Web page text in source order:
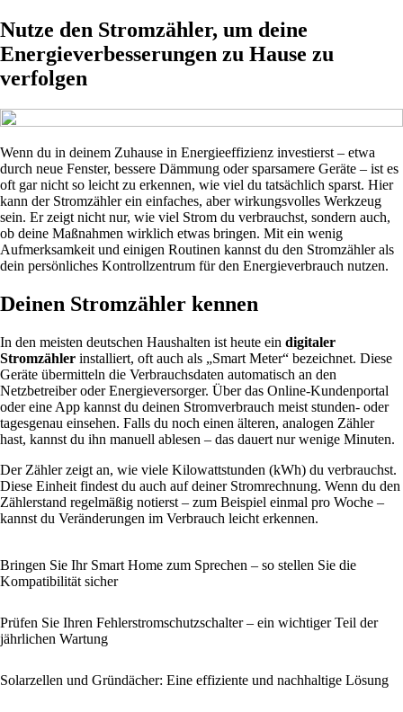
Nutze den Stromzähler, um deine
Energieverbesserungen zu Hause zu
verfolgen
Wenn du in deinem Zuhause in Energieeffizienz investierst – etwa
durch neue Fenster, bessere Dämmung oder sparsamere Geräte – ist es
oft gar nicht so leicht zu erkennen, wie viel du tatsächlich sparst. Hier
kann der Stromzähler ein einfaches, aber wirkungsvolles Werkzeug
sein. Er zeigt nicht nur, wie viel Strom du verbrauchst, sondern auch,
ob deine Maßnahmen wirklich etwas bringen. Mit ein wenig
Aufmerksamkeit und einigen Routinen kannst du den Stromzähler als
dein persönliches Kontrollzentrum für den Energieverbrauch nutzen.
Deinen Stromzähler kennen
In den meisten deutschen Haushalten ist heute ein digitaler
Stromzähler installiert, oft auch als „Smart Meter“ bezeichnet. Diese
Geräte übermitteln die Verbrauchsdaten automatisch an den
Netzbetreiber oder Energieversorger. Über das Online-Kundenportal
oder eine App kannst du deinen Stromverbrauch meist stunden- oder
tagesgenau einsehen. Falls du noch einen älteren, analogen Zähler
hast, kannst du ihn manuell ablesen – das dauert nur wenige Minuten.
Der Zähler zeigt an, wie viele Kilowattstunden (kWh) du verbrauchst.
Diese Einheit findest du auch auf deiner Stromrechnung. Wenn du den
Zählerstand regelmäßig notierst – zum Beispiel einmal pro Woche –
kannst du Veränderungen im Verbrauch leicht erkennen.
Bringen Sie Ihr Smart Home zum Sprechen – so stellen Sie die
Kompatibilität sicher
Prüfen Sie Ihren Fehlerstromschutzschalter – ein wichtiger Teil der
jährlichen Wartung
Solarzellen und Gründächer: Eine effiziente und nachhaltige Lösung